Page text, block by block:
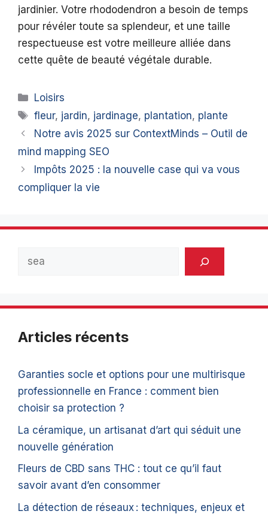
jardinier. Votre rhododendron a besoin de temps
pour révéler toute sa splendeur, et une taille
respectueuse est votre meilleure alliée dans
cette quête de beauté végétale durable.
Catégories
Loisirs
Étiquettes
fleur, jardin, jardinage, plantation, plante
Notre avis 2025 sur ContextMinds – Outil de
mind mapping SEO
Impôts 2025 : la nouvelle case qui va vous
compliquer la vie
Articles récents
Garanties socle et options pour une multirisque
professionnelle en France : comment bien
choisir sa protection ?
La céramique, un artisanat d’art qui séduit une
nouvelle génération
Fleurs de CBD sans THC : tout ce qu’il faut
savoir avant d’en consommer
La détection de réseaux : techniques, enjeux et